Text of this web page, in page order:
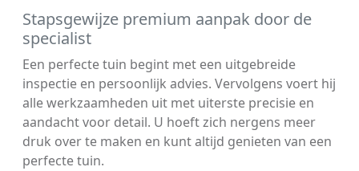
Stapsgewijze premium aanpak door de
specialist
Een perfecte tuin begint met een uitgebreide
inspectie en persoonlijk advies. Vervolgens voert hij
alle werkzaamheden uit met uiterste precisie en
aandacht voor detail. U hoeft zich nergens meer
druk over te maken en kunt altijd genieten van een
perfecte tuin.